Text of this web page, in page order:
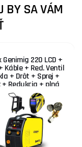
BY SA VÁM
Genimig 220 LCD +
Káble + Red. Ventil
+ Drôt + Sprej +
+ Redukcia + plná
Fľaša Co2